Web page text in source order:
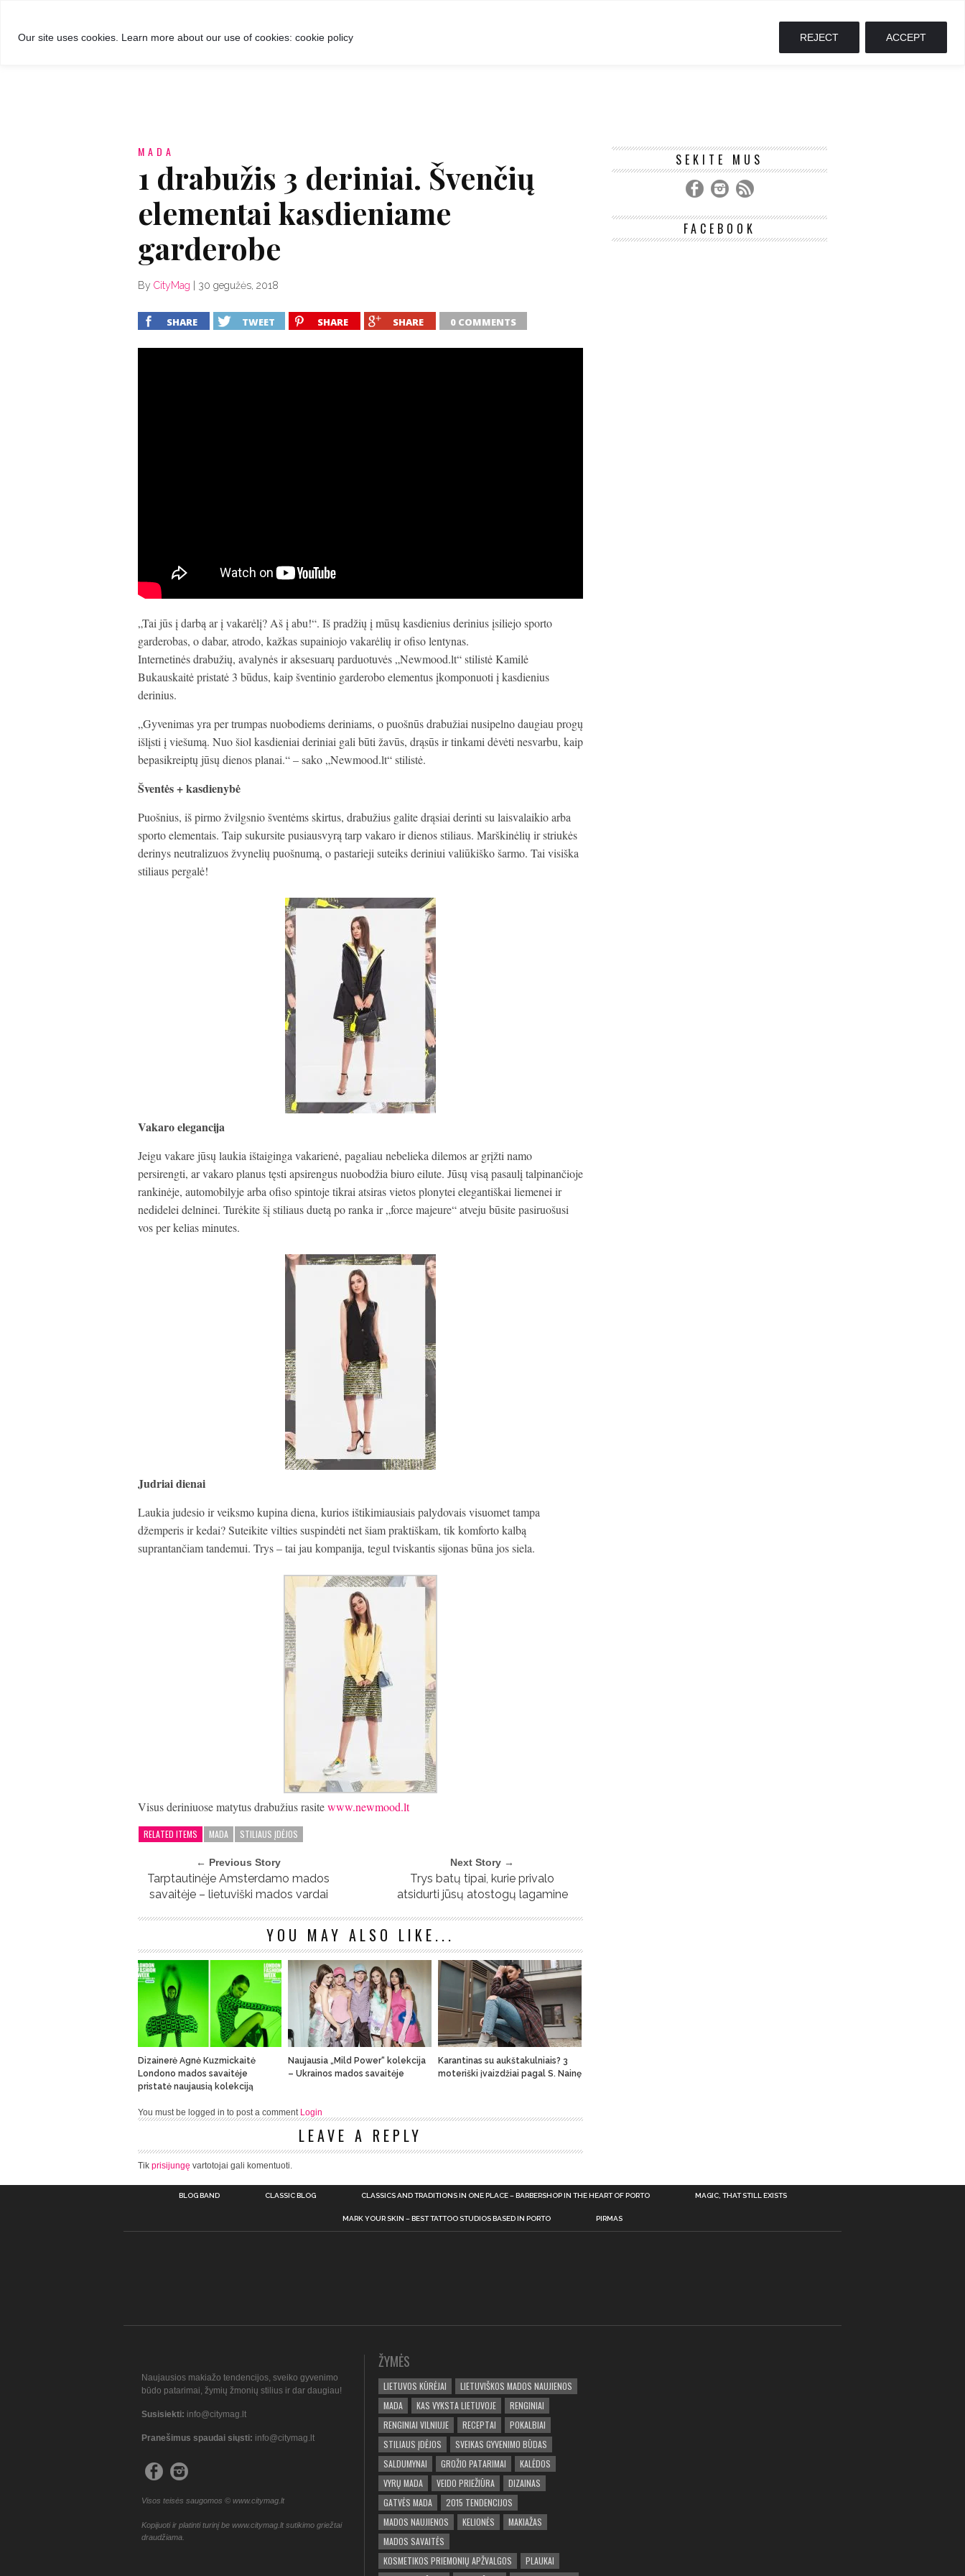
Our site uses cookies. Learn more about our use of cookies: cookie policy REJECT ACCEPT
MADA
1 drabužis 3 deriniai. Švenčių
elementai kasdieniame
garderobe
By CityMag 30 gegužės, 2018
SHARE TWEET SHARE SHARE 0 COMMENTS
„Tai jūs į darbą ar į vakarėlį? Aš į abu!“. Iš pradžių į mūsų kasdienius derinius įsiliejo sporto
garderobas, o dabar, atrodo, kažkas supainiojo vakarėlių ir ofiso lentynas.
Internetinės drabužių, avalynės ir aksesuarų parduotuvės „Newmood.lt“ stilistė Kamilė
Bukauskaitė pristatė 3 būdus, kaip šventinio garderobo elementus įkomponuoti į kasdienius
derinius.
„Gyvenimas yra per trumpas nuobodiems deriniams, o puošnūs drabužiai nusipelno daugiau progų
išlįsti į viešumą. Nuo šiol kasdieniai deriniai gali būti žavūs, drąsūs ir tinkami dėvėti nesvarbu, kaip
bepasikreiptų jūsų dienos planai.“ – sako „Newmood.lt“ stilistė.
Šventės + kasdienybė
Puošnius, iš pirmo žvilgsnio šventėms skirtus, drabužius galite drąsiai derinti su laisvalaikio arba
sporto elementais. Taip sukursite pusiausvyrą tarp vakaro ir dienos stiliaus. Marškinėlių ir striukės
derinys neutralizuos žvynelių puošnumą, o pastarieji suteiks deriniui valiūkiško šarmo. Tai visiška
stiliaus pergalė!
Vakaro elegancija
Jeigu vakare jūsų laukia ištaiginga vakarienė, pagaliau nebelieka dilemos ar grįžti namo
persirengti, ar vakaro planus tęsti apsirengus nuobodžia biuro eilute. Jūsų visą pasaulį talpinančioje
rankinėje, automobilyje arba ofiso spintoje tikrai atsiras vietos plonytei elegantiškai liemenei ir
nedidelei delninei. Turėkite šį stiliaus duetą po ranka ir „force majeure“ atveju būsite pasiruošusi
vos per kelias minutes.
Judriai dienai
Laukia judesio ir veiksmo kupina diena, kurios ištikimiausiais palydovais visuomet tampa
džemperis ir kedai? Suteikite vilties suspindėti net šiam praktiškam, tik komforto kalbą
suprantančiam tandemui. Trys – tai jau kompanija, tegul tviskantis sijonas būna jos siela.
Visus deriniuose matytus drabužius rasitewww.newmood.lt
RELATED ITEMS MADA STILIAUS ĮDĖJOS
← Previous Story
Tarptautinėje Amsterdamo mados
savaitėje – lietuviški mados vardai
Next Story →
Trys batų tipai, kurie privalo
atsidurti jūsų atostogų lagamine
YOU MAY ALSO LIKE...
Dizainerė Agnė Kuzmickaitė
Londono mados savaitėje
pristatė naujausią kolekciją
Naujausia „Mild Power“ kolekcija
– Ukrainos mados savaitėje
Karantinas su aukštakulniais? 3
moteriški įvaizdžiai pagal S. Nainę
You must be logged in to post a comment Login
LEAVE A REPLY
Tik prisijungę vartotojai gali komentuoti.
SEKITE MUS
FACEBOOK
BLOG BAND CLASSIC BLOG CLASSICS AND TRADITIONS IN ONE PLACE – BARBERSHOP IN THE HEART OF PORTO MAGIC, THAT STILL EXISTS
MARK YOUR SKIN – BEST TATTOO STUDIOS BASED IN PORTO PIRMAS
Naujausios makiažo tendencijos, sveiko gyvenimo
būdo patarimai, žymių žmonių stilius ir dar daugiau!
Susisiekti: info@citymag.lt
Pranešimus spaudai siųsti: info@citymag.lt
Visos teisės saugomos © www.citymag.lt
Kopijuoti ir platinti turinį be www.citymag.lt sutikimo griežtai
draudžiama.
ŽYMĖS
LIETUVOS KŪRĖJAI
LIETUVIŠKOS MADOS NAUJIENOS
MADA
KAS VYKSTA LIETUVOJE
RENGINIAI
RENGINIAI VILNIUJE
RECEPTAI
POKALBIAI
STILIAUS ĮDĖJOS
SVEIKAS GYVENIMO BŪDAS
SALDUMYNAI
GROŽIO PATARIMAI
KALĖDOS
VYRŲ MADA
VEIDO PRIEŽIŪRA
DIZAINAS
GATVĖS MADA
2015 TENDENCIJOS
MADOS NAUJIENOS
KELIONĖS
MAKIAŽAS
MADOS SAVAITĖS
KOSMETIKOS PRIEMONIŲ APŽVALGOS
PLAUKAI